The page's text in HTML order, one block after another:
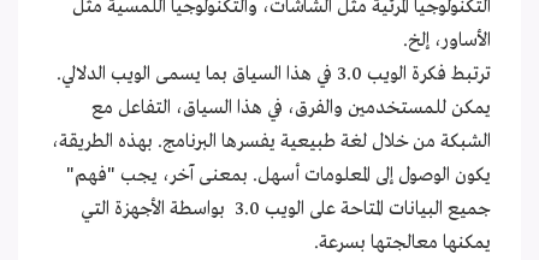
التكنولوجيا المرئية مثل الشاشات، والتكنولوجيا اللمسية مثل
الأساور، إلخ.
ترتبط فكرة الويب 3.0 في هذا السياق بما يسمى الويب الدلالي.
يمكن للمستخدمين والفرق، في هذا السياق، التفاعل مع
الشبكة من خلال لغة طبيعية يفسرها البرنامج. بهذه الطريقة،
يكون الوصول إلى المعلومات أسهل. بمعنى آخر، يجب "فهم"
جميع البيانات المتاحة على الويب 3.0 بواسطة الأجهزة التي
يمكنها معالجتها بسرعة.